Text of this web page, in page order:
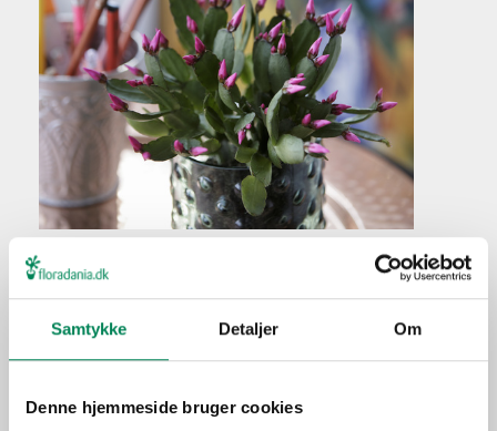
Samtykke Detaljer Om
Denne hjemmeside bruger cookies
Påskekaktus, pinsekaktus
Plantefakta
Familie
Cactaceae
Populærnavn Påskekaktus, pinsekaktus